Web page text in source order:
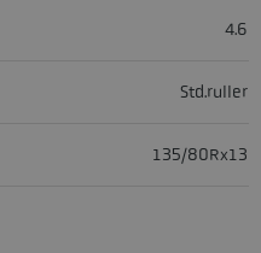
4.6
Std.ruller
135/80Rx13